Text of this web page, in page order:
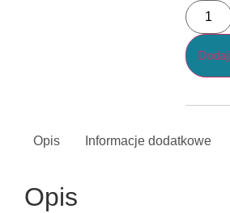
Opis Informacje dodatkowe
Opis